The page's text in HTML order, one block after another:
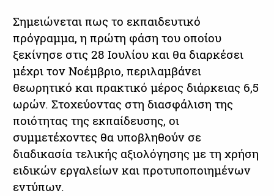
Σημειώνεται πως το εκπαιδευτικό
πρόγραμμα, η πρώτη φάση του οποίου
ξεκίνησε στις 28 Ιουλίου και θα διαρκέσει
μέχρι τον Νοέμβριο, περιλαμβάνει
θεωρητικό και πρακτικό μέρος διάρκειας 6,5
ωρών. Στοχεύοντας στη διασφάλιση της
ποιότητας της εκπαίδευσης, οι
συμμετέχοντες θα υποβληθούν σε
διαδικασία τελικής αξιολόγησης με τη χρήση
ειδικών εργαλείων και προτυποποιημένων
εντύπων.